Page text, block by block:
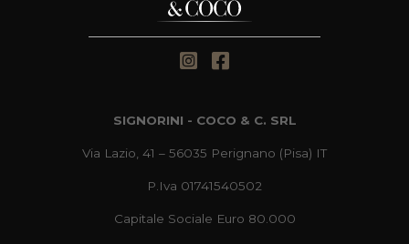
SIGNORINI - COCO & C. SRL
Via Lazio, 41 – 56035 Perignano (Pisa) IT
P.Iva 01741540502
Capitale Sociale Euro 80.000